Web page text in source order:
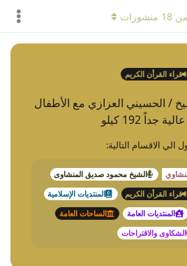
قراء القرأن الكريم
/ الحسيني العزازي مع الأطفال
جداً 192 كيلو
الي الاقسام التالية:
الشيخ محمود صديق المنشاوى
قراء القرأن الكريم
المنتديات الإسلامية
المنتديات العامة
الساحات العامة
الشكاوى والاقتراحات
من18 منشورات